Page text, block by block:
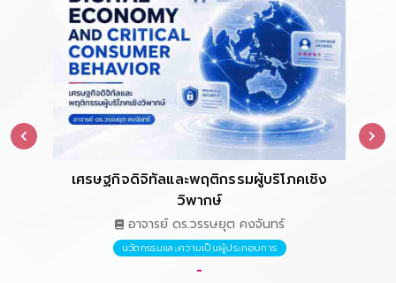
เศรษฐกิจดิจิทัลและพฤติกรรมผู้บริโภคเชิง
วิพากษ์
อาจารย์ ดร.วรรษยุต คงจันทร์
นวัตกรรมและความเป็นผู้ประกอบการ
-